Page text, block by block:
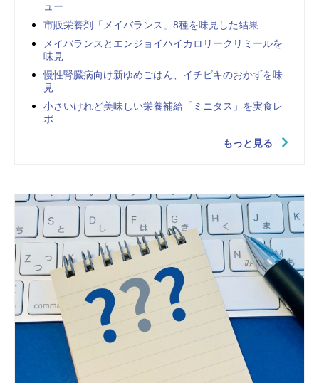
ュー
市販栄養剤「メイバランス」8種を味見した結果…
メイバランスとエンジョイハイカロリークリミールを
味見
慢性腎臓病向け新ゆめごはん、イチビキのおかずを味
見
小さいけれど美味しい栄養補給「ミニタス」を実食レ
ポ
もっと見る